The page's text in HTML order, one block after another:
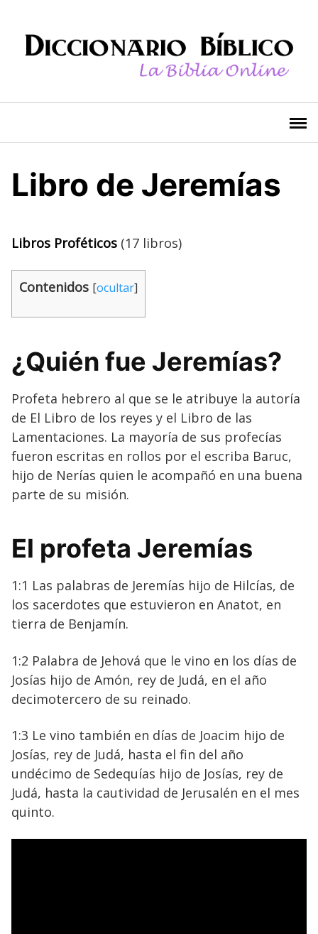
contenido
Libro de Jeremías
Libros Proféticos (17 libros)
Contenidos [ocultar]
¿Quién fue Jeremías?
Profeta hebrero al que se le atribuye la autoría
de El Libro de los reyes y el Libro de las
Lamentaciones. La mayoría de sus profecías
fueron escritas en rollos por el escriba Baruc,
hijo de Nerías quien le acompañó en una buena
parte de su misión.
El profeta Jeremías
1:1 Las palabras de Jeremías hijo de Hilcías, de
los sacerdotes que estuvieron en Anatot, en
tierra de Benjamín.
1:2 Palabra de Jehová que le vino en los días de
Josías hijo de Amón, rey de Judá, en el año
decimotercero de su reinado.
1:3 Le vino también en días de Joacim hijo de
Josías, rey de Judá, hasta el fin del año
undécimo de Sedequías hijo de Josías, rey de
Judá, hasta la cautividad de Jerusalén en el mes
quinto.